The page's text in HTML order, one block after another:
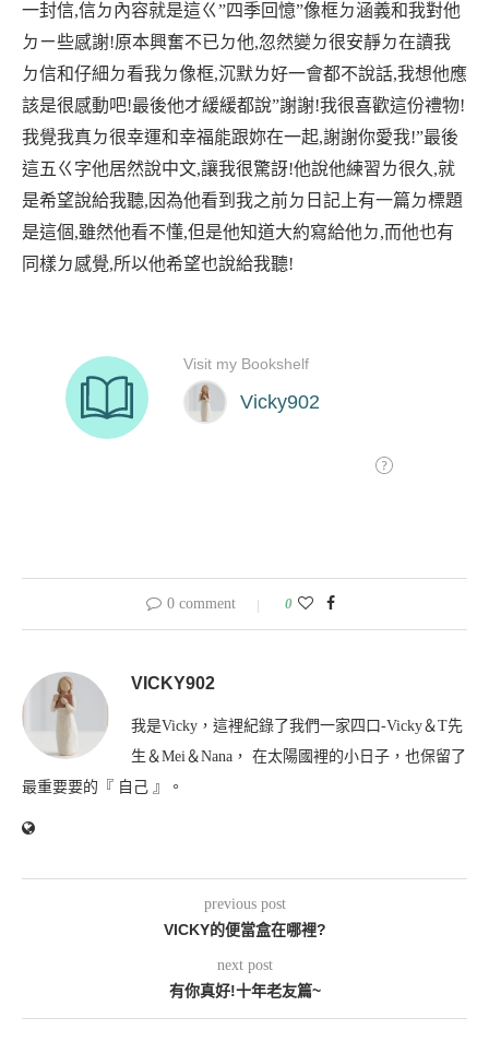
一封信,信ㄉ內容就是這ㄍ”四季回憶”像框ㄉ涵義和我對他
ㄉㄧ些感謝!原本興奮不已ㄉ他,忽然變ㄉ很安靜ㄉ在讀我
ㄉ信和仔細ㄉ看我ㄉ像框,沉默ㄌ好一會都不說話,我想他應
該是很感動吧!最後他才緩緩都說”謝謝!我很喜歡這份禮物!
我覺我真ㄉ很幸運和幸福能跟妳在一起,謝謝你愛我!”最後
這五ㄍ字他居然說中文,讓我很驚訝!他說他練習ㄌ很久 ,就
是希望說給我聽, 因為他看到我之前ㄉ日記上有一篇ㄉ標題
是這個,雖然他看不懂,但是他知道大約寫給他ㄉ,而他也有
同樣ㄉ感覺,所以他希望也說給我聽!
0 comment 0
VICKY902
我是Vicky，這裡紀錄了我們一家四口-Vicky＆T先
生＆Mei＆Nana， 在太陽國裡的小日子，也保留了
最重要要的『 自己 』。
previous post
VICKY的便當盒在哪裡?
next post
有你真好!十年老友篇~